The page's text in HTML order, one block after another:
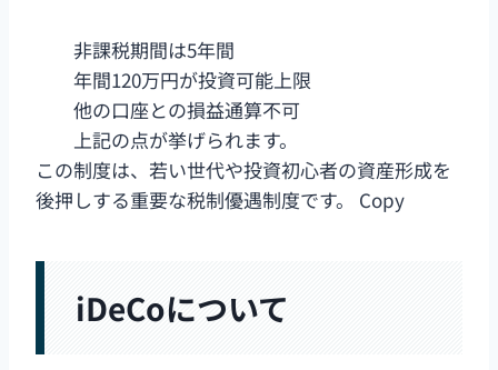
非課税期間は5年間
年間120万円が投資可能上限
他の口座との損益通算不可
上記の点が挙げられます。
この制度は、若い世代や投資初心者の資産形成を
後押しする重要な税制優遇制度です。 Copy
iDeCoについて